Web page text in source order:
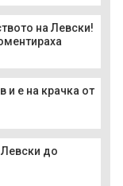
на Левски!
и е на крачка от
до